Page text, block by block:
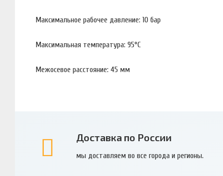
Максимальное рабочее давление: 10 бар
Максимальная температура: 95°С
Межосевое расстояние: 45 мм
Доставка по России
мы доставляем во все города и регионы.